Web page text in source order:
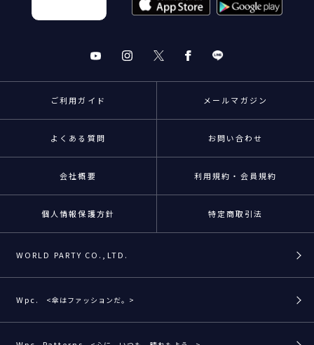
ご利用ガイド メールマガジン
よくある質問 お問い合わせ
会社概要 利用規約・会員規約
個人情報保護方針 特定商取引法
WORLD PARTY CO.,LTD.
Wpc. <傘はファッションだ。>